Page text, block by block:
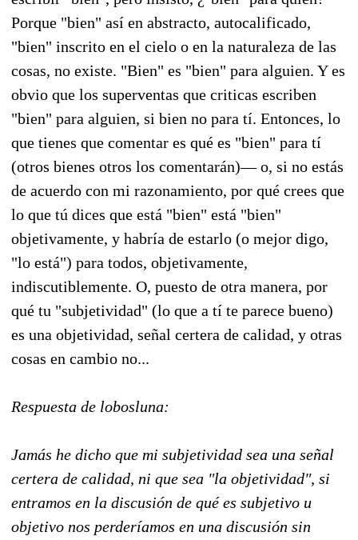
Porque "bien" así en abstracto, autocalificado,
"bien" inscrito en el cielo o en la naturaleza de las
cosas, no existe. "Bien" es "bien" para alguien. Y es
obvio que los superventas que criticas escriben
"bien" para alguien, si bien no para tí. Entonces, lo
que tienes que comentar es qué es "bien" para tí
(otros bienes otros los comentarán)— o, si no estás
de acuerdo con mi razonamiento, por qué crees que
lo que tú dices que está "bien" está "bien"
objetivamente, y habría de estarlo (o mejor digo,
"lo está") para todos, objetivamente,
indiscutiblemente. O, puesto de otra manera, por
qué tu "subjetividad" (lo que a tí te parece bueno)
es una objetividad, señal certera de calidad, y otras
cosas en cambio no...
Respuesta de lobosluna:
Jamás he dicho que mi subjetividad sea una señal
certera de calidad, ni que sea "la objetividad", si
entramos en la discusión de qué es subjetivo u
objetivo nos perderíamos en una discusión sin